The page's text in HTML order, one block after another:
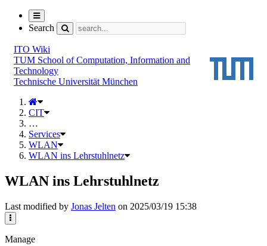
Toggle
navigation
Search
ITO Wiki
TUM School of Computation, Information and
Technology
Technische Universität München
CIT
…
Services
WLAN
WLAN ins Lehrstuhlnetz
WLAN ins Lehrstuhlnetz
Last modified by Jonas Jelten on 2025/03/19 15:38
Manage